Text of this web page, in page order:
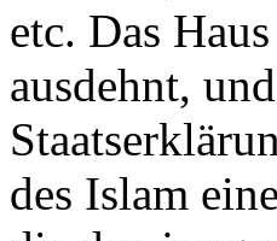
etc. Das
ausdehnt,
des Islam